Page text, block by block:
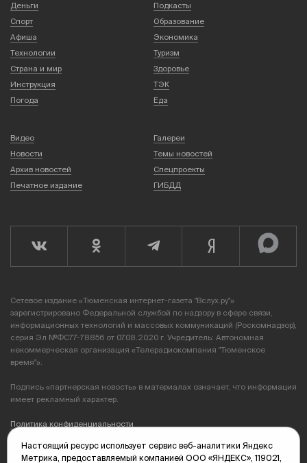
Деньги
Подкасты
Спорт
Образование
Афиша
Экономика
Технологии
Туризм
Страна и мир
Здоровье
Инструкция
ТЭК
Погода
Еда
Видео
Галереи
Новости
Темы новостей
Архив новостей
Спецпроекты
Печатное издание
ГИБДД
Сетевое издание «Тюменская интернет-газета "Вслух.ру"»
зарегистрировано Федеральной службой по надзору в сфере связи,
информационных технологий и массовых коммуникаций (Роскомнадзор),
серия Эл №ФС77-78856 от 07.08.2020 г. Учредитель: Автономная
некоммерческая организация «Телерадиокомпания "Тюменское
время"».
Подпись «партнерская новость» в материалах означает, что информация
имеет рекламный характер.
Политика конфиденциальности
Редакция: 625035, Тюмень, пр. Геологоразведчиков, 28А
Настоящий ресурс использует сервис веб-аналитики Яндекс
Метрика, предоставляемый компанией ООО «ЯНДЕКС», 119021,